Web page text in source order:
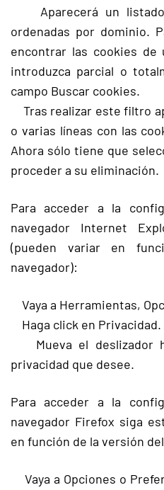
Aparecerá un listado
ordenadas por dominio.
encontrar las cookies de
introduzca parcial o
campo Buscar cookies.
Tras realizar este filtro
o varias líneas con las
Ahora sólo tiene que
proceder a su eliminación.
Para acceder a la
navegador Internet
(pueden variar en
navegador):
Vaya a Herramientas,
Haga click en Privacidad.
Mueva el deslizador
privacidad que desee.
Para acceder a la
navegador Firefox siga
en función de la versión
Vaya a Opciones o